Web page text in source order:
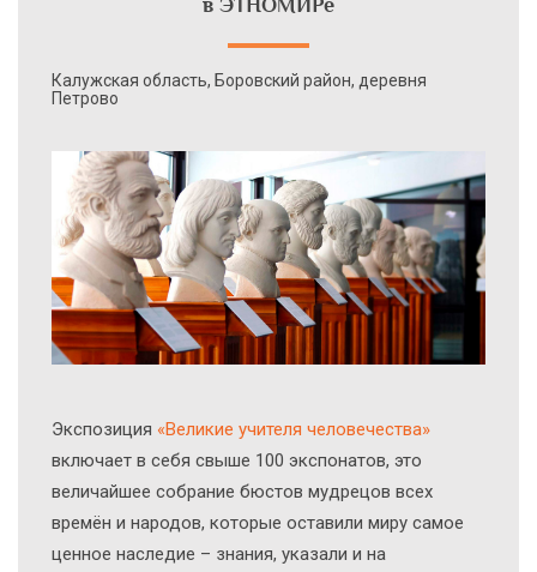
в ЭТНОМИРе
Калужская область, Боровский район, деревня
Петрово
Экcпозиция «Великие учителя человечества»
включает в себя свыше 100 экспонатов, это
величайшее собрание бюстов мудрецов всех
времён и народов, которые оставили миру самое
ценное наследие – знания, указали и на